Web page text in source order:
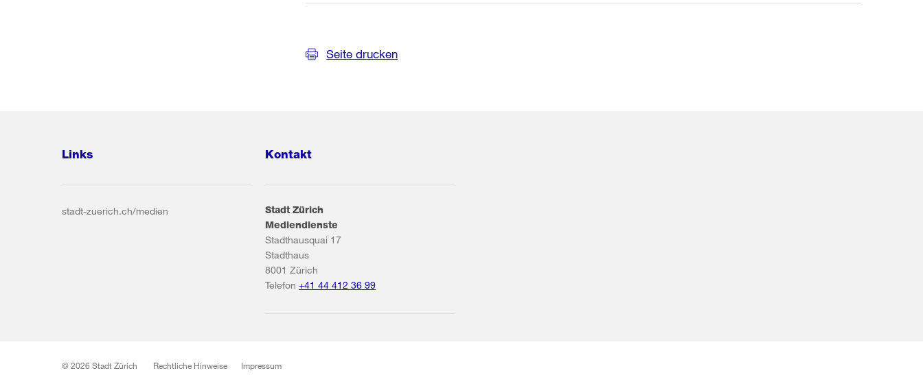
Seite drucken
Links
stadt-zuerich.ch/medien
Kontakt
Stadt Zürich
Mediendienste
Stadthausquai 17
Stadthaus
8001 Zürich
Telefon +41 44 412 36 99
© 2026 Stadt Zürich Rechtliche Hinweise Impressum